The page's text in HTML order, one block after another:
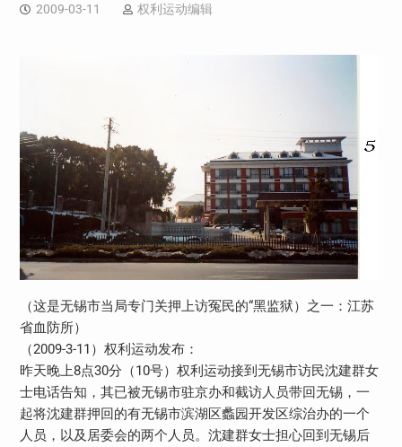
2009-03-11 权利运动编辑
（这是无锡市当局专门关押上访冤民的“黑监狱）之一：江苏
省血防所）
（2009-3-11）权利运动发布：
昨天晚上8点30分（10号）权利运动接到无锡市访民沈建群女
士电话告知，其已被无锡市驻京办和截访人员带回无锡，一
起将沈建群押回的有无锡市滨湖区蠡园开发区综治办的一个
人员，以及居委会的两个人员。沈建群女士担心回到无锡后